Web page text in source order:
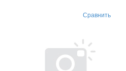
Сравнить